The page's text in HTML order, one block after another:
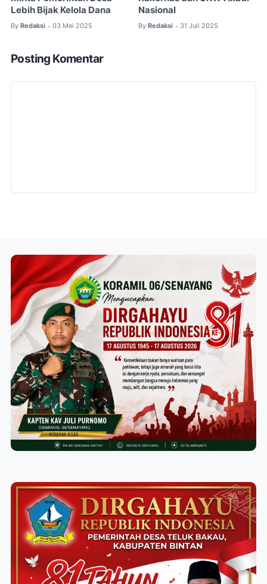
Lebih Bijak Kelola Dana
By Redaksi • 03 Mei 2025
Nasional
By Redaksi • 31 Juli 2025
Posting Komentar